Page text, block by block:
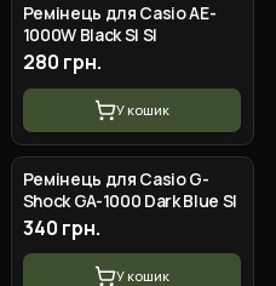
Ремінець для Casio AE-
1000W Black SI SI
280 грн.
У кошик
Ремінець для Casio G-
Shock GA-1000 Dark Blue SI
340 грн.
У кошик